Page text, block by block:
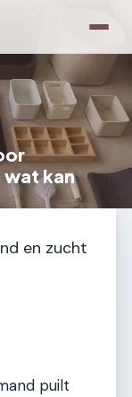
kan
en zucht
puilt